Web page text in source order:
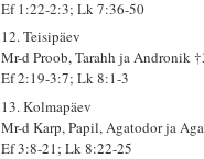
Ef 1:22-2:3; Lk 7:36-50
12. Teisipäev
Mr-d Proob, Tarahh ja Andronik
Ef 2:19-3:7; Lk 8:1-3
13. Kolmapäev
Mr-d Karp, Papil, Agatodor ja
Ef 3:8-21; Lk 8:22-25